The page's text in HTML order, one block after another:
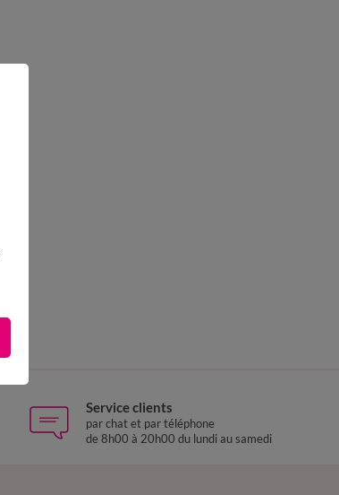
Service clients
par chat et par téléphone
de 8h00 à 20h00 du lundi au samedi